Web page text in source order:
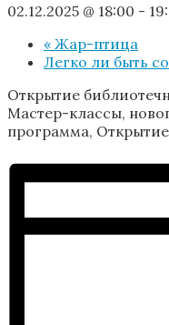
02.12.2025 @ 18:00 -
« Жар-птица
Легко ли быть
Открытие
Мастер-классы,
программа,